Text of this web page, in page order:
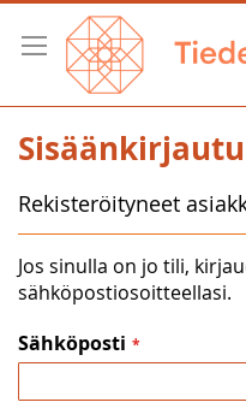
Skip
Content
Rekisteröityneet
Jos sinulla on jo tili,
sähköpostiosoitteellasi.
Sähköposti